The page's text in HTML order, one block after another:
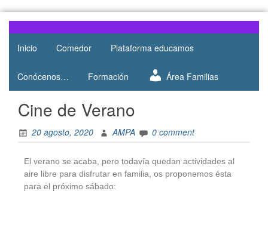
AMPA
Salesianos
Atocha
AMPA del
Colegio
de Atocha
Inicio Comedor Plataforma educamos
Conócenos… Formación Área Familias
Cine de Verano
20 agosto, 2020 AMPA 0 comment
El verano se acaba, pero todavía quedan actividades al
aire libre para disfrutar en familia, os proponemos ésta
para el próximo sábado: